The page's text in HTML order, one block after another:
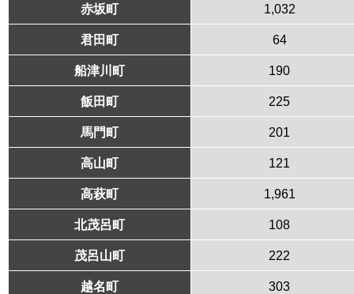
赤坂町 1,032
君田町 64
船津川町 190
飯田町 225
馬門町 201
高山町 121
高萩町 1,961
北茂呂町 108
茂呂山町 222
越名町 303